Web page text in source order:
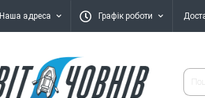
Наша адреса Графік роботи